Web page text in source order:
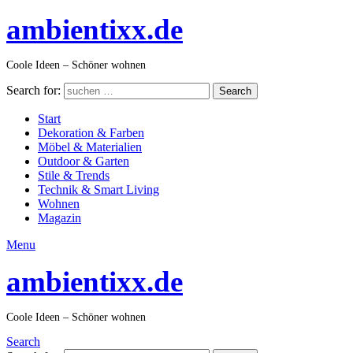
ambientixx.de
Coole Ideen – Schöner wohnen
Search for: Search
Start
Dekoration & Farben
Möbel & Materialien
Outdoor & Garten
Stile & Trends
Technik & Smart Living
Wohnen
Magazin
Menu
ambientixx.de
Coole Ideen – Schöner wohnen
Search